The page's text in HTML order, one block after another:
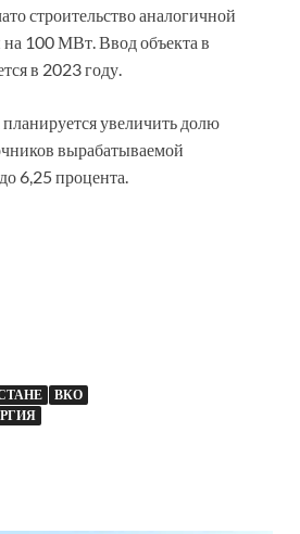
строительство аналогичной
на 100 МВт. Ввод объекта в
в 2023 году.
увеличить долю
вырабатываемой
6,25 процента.
ВКО